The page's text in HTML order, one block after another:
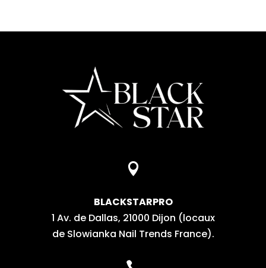

BLACKSTARPRO
1 Av. de Dallas, 21000 Dijon (locaux
de Slowianka Nail Trends France).